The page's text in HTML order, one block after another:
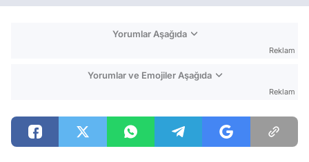
Yorumlar Aşağıda
Reklam
Yorumlar ve Emojiler Aşağıda
Reklam